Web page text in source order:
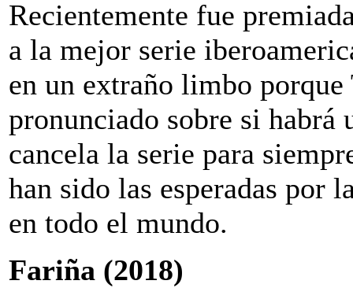
Recientemente fue
a la mejor serie
en un extraño limbo
pronunciado sobre si habrá
cancela la serie para
han sido las esperadas por
en todo el mundo.
Fariña (2018)